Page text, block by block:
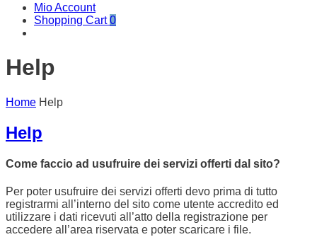
Mio Account
Shopping Cart 0
Help
Home Help
Help
Come faccio ad usufruire dei servizi offerti dal sito?
Per poter usufruire dei servizi offerti devo prima di tutto
registrarmi all’interno del sito come utente accredito ed
utilizzare i dati ricevuti all’atto della registrazione per
accedere all’area riservata e poter scaricare i file.